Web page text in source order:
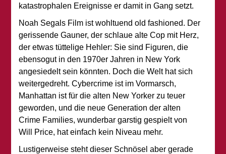
katastrophalen Ereignisse er damit in Gang setzt.
Noah Segals Film ist wohltuend old fashioned. Der
gerissende Gauner, der schlaue alte Cop mit Herz,
der etwas tüttelige Hehler: Sie sind Figuren, die
ebensogut in den 1970er Jahren in New York
angesiedelt sein könnten. Doch die Welt hat sich
weitergedreht. Cybercrime ist im Vormarsch,
Manhattan ist für die alten New Yorker zu teuer
geworden, und die neue Generation der alten
Crime Families, wunderbar garstig gespielt von
Will Price, hat einfach kein Niveau mehr.
Lustigerweise steht dieser Schnösel aber gerade